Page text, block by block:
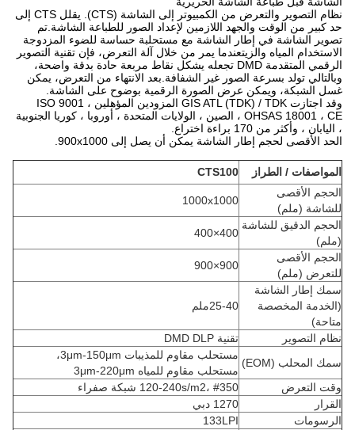
نظام التصوير والتعرض من الكمبيوتر إلى الشاشة (CTS). يقلل CTS إلى
حد كبير من الوقت والجهد اللازمين لإعداد الصور للطباعة الشاشة.تم
تصوير الشاشة في إطار الشاشة مع مستحلبة حساسة للضوء المزدوجة
الاستخدام المياه والزيتعندما يمر من خلال آلة التعرض، فإن تقنية التصوير
الرقمي المتقدمة DMD تجعله يشكل نقاط مربعة حادة بدقة واضحة،
وبالتالي تولد بسرعة الصور غير الشفافة.بعد الانتهاء من التعرض، يمكن
غسل الشبكة، ويمكن عرض الصورة الرقمية بوضوح على الشاشة.
وقد اجتازت GIS ATL (TDK) / TDK المزودين المؤهلين ISO 9001 ،
OHSAS 18001 ، CE ، الصين ، الولايات المتحدة ، أوروبا ، كوريا الجنوبية
، اليابان ، وأكثر من 170 براءة اختراع.
الحد الأقصى لحجم إطار الشاشة يمكن أن يصل إلى 900x1000.
المواصفات / الطراز
CTS100
الحجم الأقصى
للشاشة (ملم)
1000x1000
الحجم الدقيق للشاشة
(ملم)
400×400
الحجم الأقصى
للتعرض (ملم)
900×900
سمك إطار الشاشة
(الخدمة المخصصة
متاحة)
25-40ملم
نظام التصوير
تقنية DMD DLP
سمك المحلب (EOM)
مستحلب مقاوم للمذيبات 3μm-150μm،
مستحلب مقاوم للمياه 3μm-220μm
وقت التعرض
120-240s/m2، #350 شبكة صفراء
القرار
1270 دبي
الرسومات
133LPI